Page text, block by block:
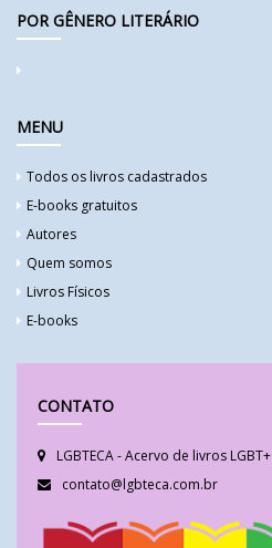
POR GÊNERO LITERÁRIO
MENU
Todos os livros cadastrados
E-books gratuitos
Autores
Quem somos
Livros Físicos
E-books
CONTATO
LGBTECA - Acervo de livros LGBT+
contato@lgbteca.com.br